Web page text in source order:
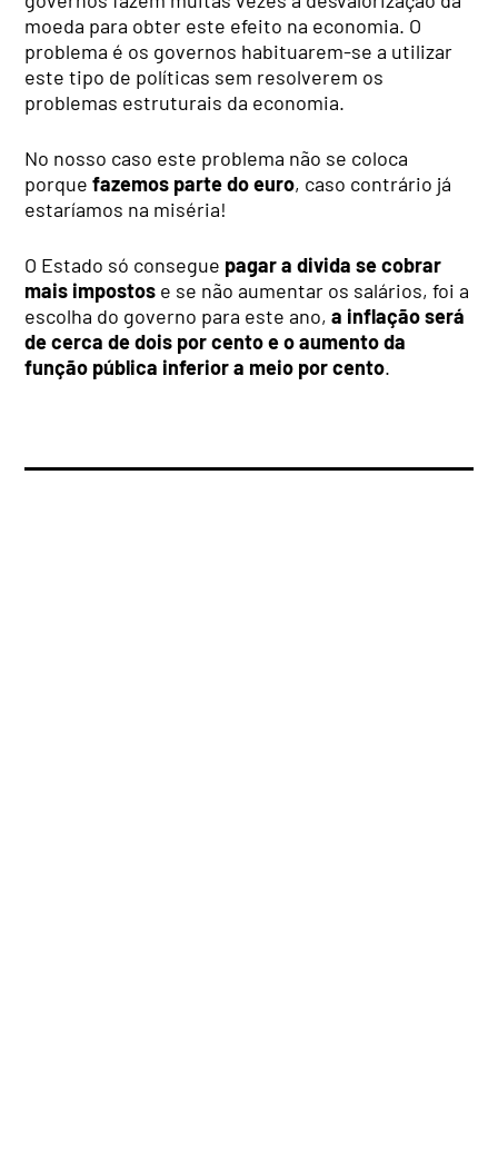
moeda para obter este efeito na economia. O
problema é os governos habituarem-se a utilizar
este tipo de políticas sem resolverem os
problemas estruturais da economia.
No nosso caso este problema não se coloca
porquefazemos parte do euro, caso contrário já
estaríamos na miséria!
O Estado só consegue pagar a divida se cobrar
mais impostos e se não aumentar os salários, foi a
escolha do governo para este ano,a inflação será
de cerca de dois por cento e o aumento da
função pública inferior a meio por cento.